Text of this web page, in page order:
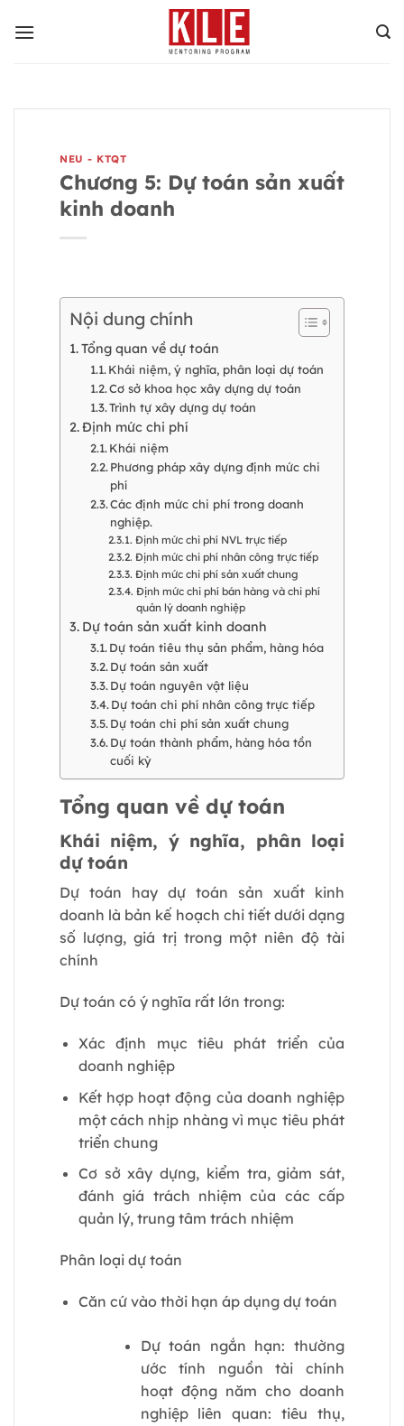
qua
NEU - KTQT
Chương 5: Dự toán sản xuất
kinh doanh
Nội dung chính
Tổng quan về dự toán
Khái niệm, ý nghĩa, phân loại dự toán
Cơ sở khoa học xây dựng dự toán
Trình tự xây dựng dự toán
Định mức chi phí
Khái niệm
Phương pháp xây dựng định mức chi
phí
Các định mức chi phí trong doanh
nghiệp.
Định mức chi phí NVL trực tiếp
Định mức chi phí nhân công trực tiếp
Định mức chi phí sản xuất chung
Định mức chi phí bán hàng và chi phí
quản lý doanh nghiệp
Dự toán sản xuất kinh doanh
Dự toán tiêu thụ sản phẩm, hàng hóa
Dự toán sản xuất
Dự toán nguyên vật liệu
Dự toán chi phí nhân công trực tiếp
Dự toán chi phí sản xuất chung
Dự toán thành phẩm, hàng hóa tồn
cuối kỳ
Tổng quan về dự toán
Khái niệm, ý nghĩa, phân loại
dự toán
Dự toán hay dự toán sản xuất kinh
doanh là bản kế hoạch chi tiết dưới dạng
số lượng, giá trị trong một niên độ tài
chính
Dự toán có ý nghĩa rất lớn trong:
Xác định mục tiêu phát triển của
doanh nghiệp
Kết hợp hoạt động của doanh nghiệp
một cách nhịp nhàng vì mục tiêu phát
triển chung
Cơ sở xây dựng, kiểm tra, giảm sát,
đánh giá trách nhiệm của các cấp
quản lý, trung tâm trách nhiệm
Phân loại dự toán
Căn cứ vào thời hạn áp dụng dự toán
Dự toán ngắn hạn: thường
ước tính nguồn tài chính
hoạt động năm cho doanh
nghiệp liên quan: tiêu thụ,